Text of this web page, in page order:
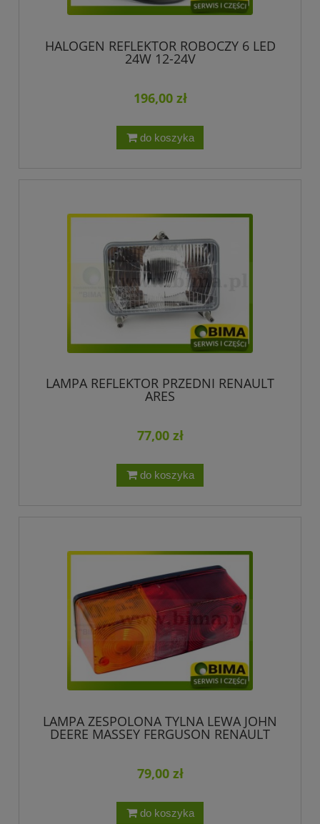
HALOGEN REFLEKTOR ROBOCZY 6 LED
24W 12-24V
196,00 zł
do koszyka
LAMPA REFLEKTOR PRZEDNI RENAULT
ARES
77,00 zł
do koszyka
LAMPA ZESPOLONA TYLNA LEWA JOHN
DEERE MASSEY FERGUSON RENAULT
79,00 zł
do koszyka